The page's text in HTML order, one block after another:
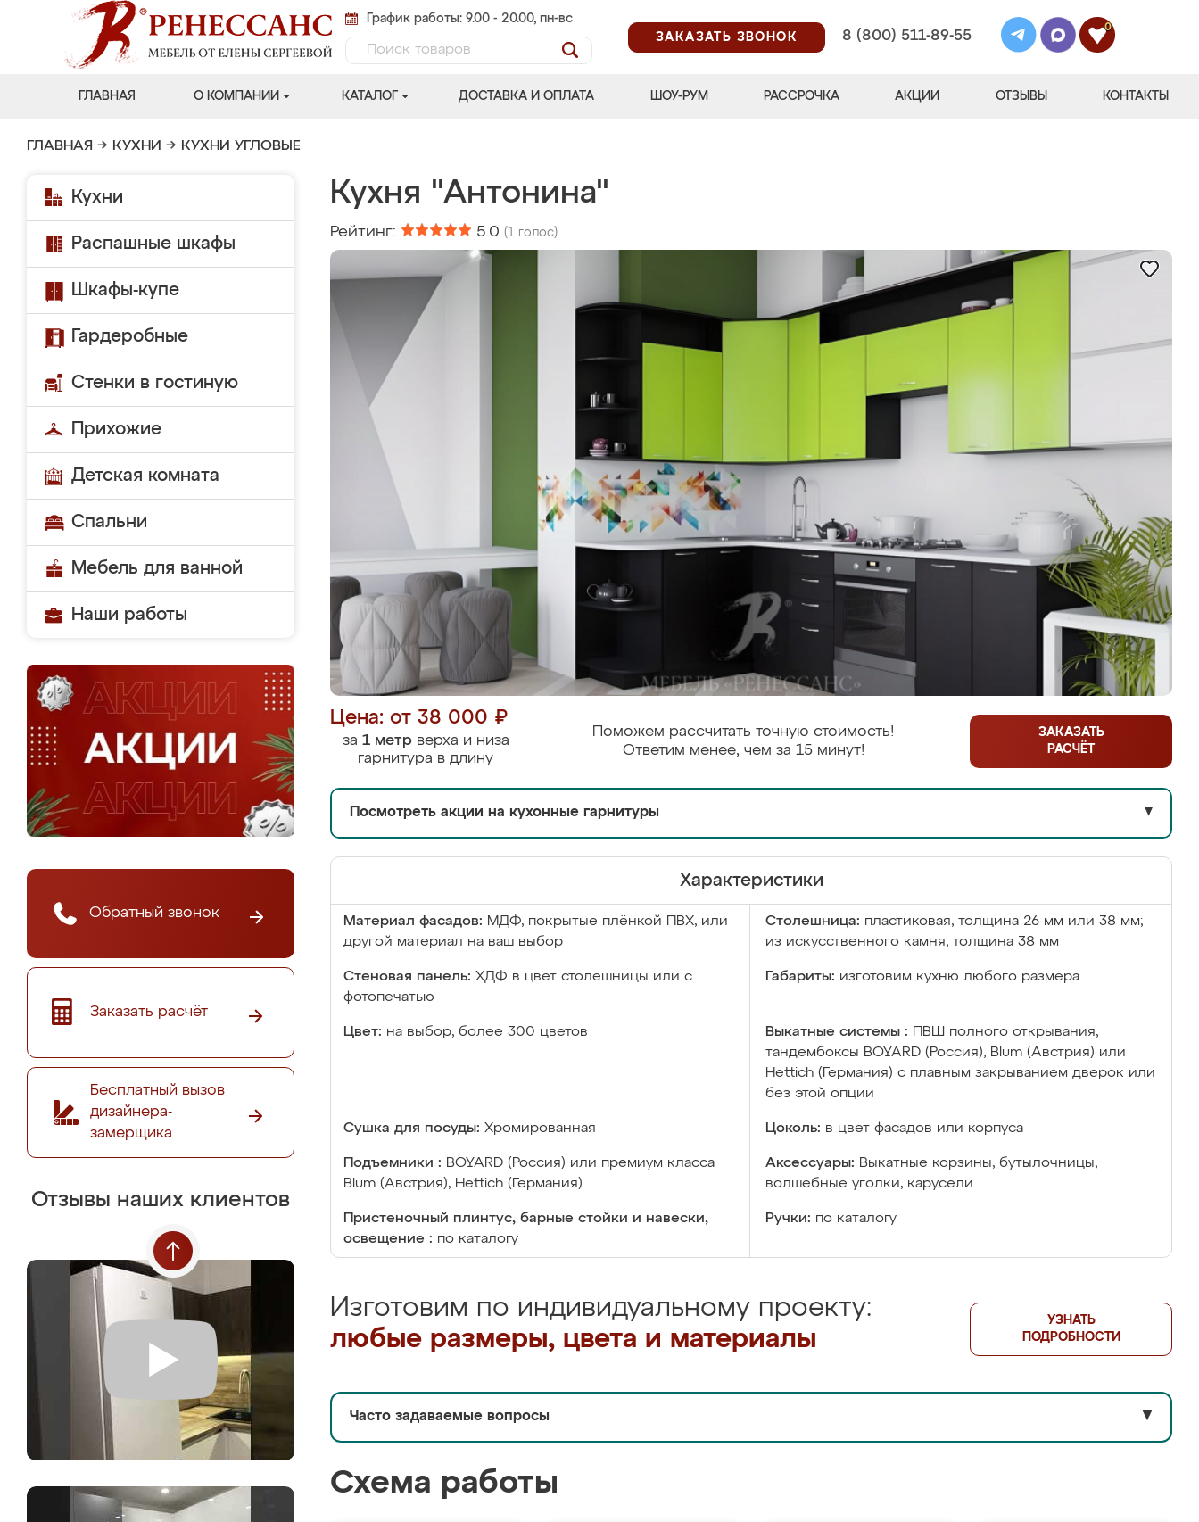
График работы: 9.00 - 20.00, пн-вс
ЗАКАЗАТЬ ЗВОНОК
8 (800) 511-89-55
0
ГЛАВНАЯ О КОМПАНИИ КАТАЛОГ ДОСТАВКА И ОПЛАТА ШОУ-РУМ РАССРОЧКА АКЦИИ ОТЗЫВЫ КОНТАКТЫ
ГЛАВНАЯ → КУХНИ → КУХНИ УГЛОВЫЕ
Кухни
Распашные шкафы
Шкафы-купе
Гардеробные
Стенки в гостиную
Прихожие
Детская комната
Спальни
Мебель для ванной
Наши работы
Обратный звонок
Заказать расчёт
Бесплатный вызов
дизайнера-
замерщика
Отзывы наших клиентов
Кухня "Антонина"
Рейтинг: 5.0 (1 голос)
Цена: от 38 000 ₽
за 1 метрверха и низа
гарнитура в длину
Поможем рассчитать точную стоимость!
Ответим менее, чем за 15 минут!
ЗАКАЗАТЬ
РАСЧЁТ
Посмотреть акции на кухонные гарнитуры ▼
Характеристики
Материал фасадов: МДФ, покрытые плёнкой ПВХ, или
другой материал на ваш выбор
Столешница: пластиковая, толщина 26 мм или 38 мм;
из искусственного камня, толщина 38 мм
Стеновая панель: ХДФ в цвет столешницы или с
фотопечатью
Габариты: изготовим кухню любого размера
Цвет: на выбор, более 300 цветов Выкатные системы :
ПВШ полного открывания,
тандембоксы BOYARD (Россия), Blum (Австрия) или
Hettich (Германия) с плавным закрыванием дверок или
без этой опции
Сушка для посуды: Хромированная Цоколь: в цвет фасадов или корпуса
Подъемники : BOYARD (Россия) или премиум класса
Blum (Австрия), Hettich (Германия)
Аксессуары: Выкатные корзины, бутылочницы,
волшебные уголки, карусели
Пристеночный плинтус, барные стойки и навески,
освещение : по каталогу
Ручки: по каталогу
Изготовим по индивидуальному проекту:
любые размеры, цвета и материалы
УЗНАТЬ
ПОДРОБНОСТИ
Часто задаваемые вопросы ▼
Схема работы